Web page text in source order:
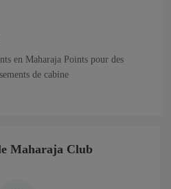
en Maharaja Points pour des
de cabine
Maharaja Club